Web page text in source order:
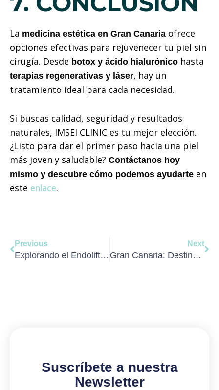
La medicina estética en Gran Canaria ofrece
opciones efectivas para rejuvenecer tu piel sin
cirugía. Desde botox y ácido hialurónico hasta
terapias regenerativas y láser, hay un
tratamiento ideal para cada necesidad.
Si buscas calidad, seguridad y resultados
naturales, IMSEI CLINIC es tu mejor elección.
¿Listo para dar el primer paso hacia una piel
más joven y saludable? Contáctanos hoy
mismo y descubre cómo podemos ayudarte en
este enlace.
Previous
Explorando el Endolifting: La evolución del rejuvenecimiento facial no quirúrgico
Next
Gran Canaria: Destino turístico y centro de medicina regenerativa de vanguardia
Suscríbete a nuestra
Newsletter